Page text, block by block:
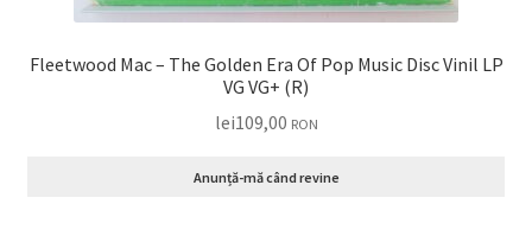
Fleetwood Mac – The Golden Era Of Pop Music Disc Vinil LP
VG VG+ (R)
lei109,00 RON
Anunță-mă când revine